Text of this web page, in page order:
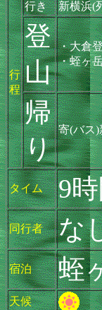
行
程
行き 新横浜(
登
山
・大倉
・蛭ヶ
帰
り
寄(バス
タイム 9
同行者 な
宿泊 蛭
天候